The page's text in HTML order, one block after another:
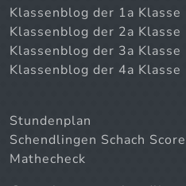
Klassenblog der 1a Klasse
Klassenblog der 2a Klasse
Klassenblog der 3a Klasse
Klassenblog der 4a Klasse
Stundenplan
Schendlingen Schach Score
Mathecheck